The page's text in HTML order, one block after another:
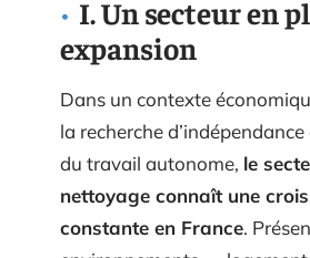
I. Un secteur en
expansion
Dans un contexte
la recherche
du travail autonome, le
nettoyage connaît une
constante en France.